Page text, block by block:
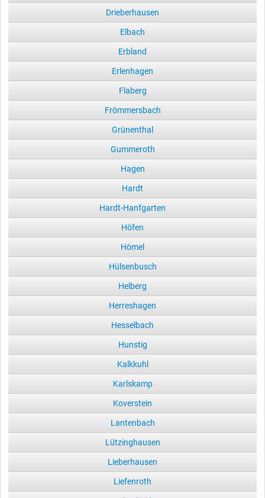
Drieberhausen
Elbach
Erbland
Erlenhagen
Flaberg
Frömmersbach
Grünenthal
Gummeroth
Hagen
Hardt
Hardt-Hanfgarten
Höfen
Hömel
Hülsenbusch
Helberg
Herreshagen
Hesselbach
Hunstig
Kalkkuhl
Karlskamp
Koverstein
Lantenbach
Lützinghausen
Lieberhausen
Liefenroth